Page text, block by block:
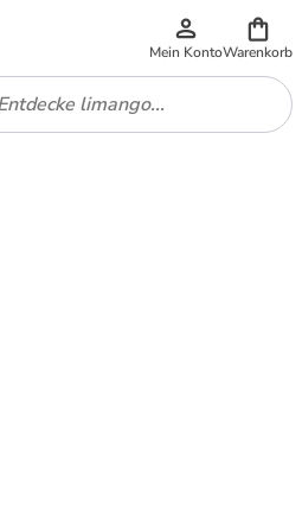
Mein KontoWarenkorb